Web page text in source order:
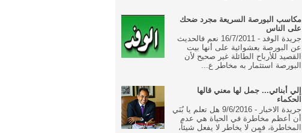
مكاسب البورصة السريعة مجرد ضحك
على الناس
جريدة الوفد - 16/7/2011 نعم فالحديث
عن البورصة بعشوائية على أنها بيت
القصيد للأرباح الطائلة غير صحيح لأن
البورصة استثمار به مخاطر ع...
إلي أبنائي... جمل لها معني قالها
الحكماء
جريدة الاخبار - 9/6/2016 هل تعلم يا بُنَي
أن أعظم مخاطرة في الحياة هي عدم
المخاطرة، فمن لا يخاطر لا يفعل شيئاً،